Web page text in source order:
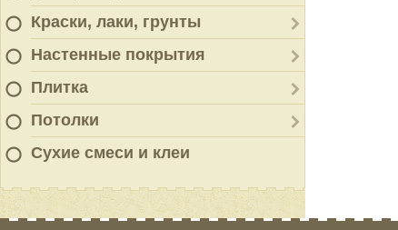
Краски, лаки, грунты
Настенные покрытия
Плитка
Потолки
Сухие смеси и клеи